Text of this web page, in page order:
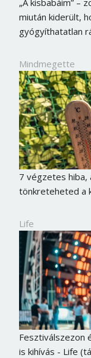
miután kiderült,
gyógyíthatatlan
Mindmegette
7 végzetes hiba,
tönkreteheted a
Life
Fesztiválszezon
is kihívás - Life